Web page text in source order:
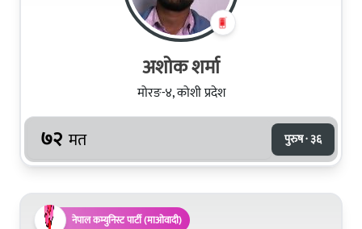
अशोक शर्मा
मोरङ-४, कोशी प्रदेश
७२ मत पुरुष · ३६
नेपाल कम्युनिस्ट पार्टी (माओवादी)